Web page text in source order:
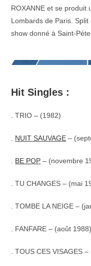
ROXANNE et se produit
Lombards de Paris.
show donné à Saint-
Hit Singles :
.TRIO – (1982)
NUIT SAUVAGE –
BE POP – (novembre
.TU CHANGES – (mai
. TOMBE LA NEIGE –
. FANFARE – (août 1988)
. TOUS CES VISAGES